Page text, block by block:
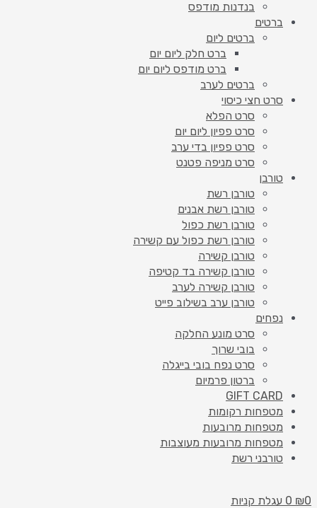
בנדנות מודפס
ברטים
ברטים ליום
ברט חלק ליום יום
ברט מודפס ליום יום
ברטים לערב
סרט חצי כיסוי
סרט הפלא
סרט פפיון ליום יום
סרט פפיון בדי ערב
סרט מניפה פטנט
טורבן
טורבן רשת
טורבן רשת אבנים
טורבן רשת כפול
טורבן רשת כפול עם קשירה
טורבן קשירה
טורבן קשירה בד קטיפה
טורבן קשירה לערב
טורבן ערב בשילוב פייט
נפחים
סרט מונע החלקה
בובי שרוך
סרט נפח בובי בייגלה
ברטון פרמיום
GIFT CARD
מטפחות רקומות
מטפחות מרובעות
מטפחות מרובעות מעוצבות
טורבני רשת
₪0
0 עגלת קניות